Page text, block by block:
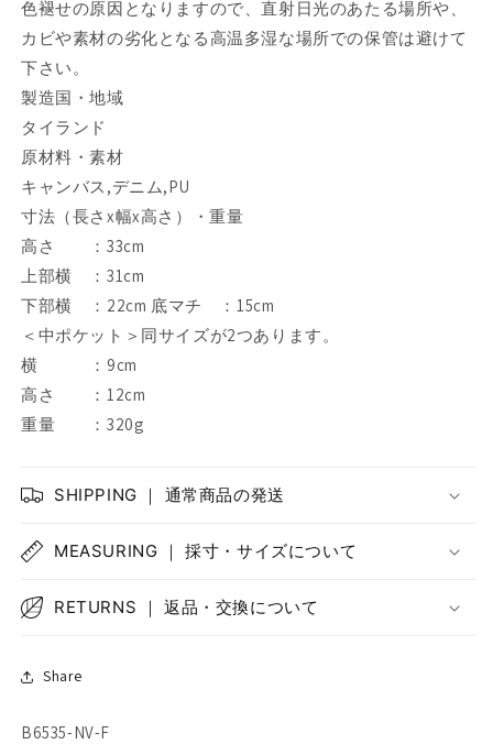
色褪せの原因となりますので、直射日光のあたる場所や、
カビや素材の劣化となる高温多湿な場所での保管は避けて
下さい。
製造国・地域
タイランド
原材料・素材
キャンバス,デニム,PU
寸法（長さx幅x高さ）・重量
高さ ：33cm
上部横 ：31cm
下部横 ：22cm 底マチ ：15cm
＜中ポケット＞同サイズが2つあります。
横 ：9cm
高さ ：12cm
重量 ：320g
SHIPPING ｜ 通常商品の発送
MEASURING ｜ 採寸・サイズについて
RETURNS ｜ 返品・交換について
Share
SKU:
B6535-NV-F